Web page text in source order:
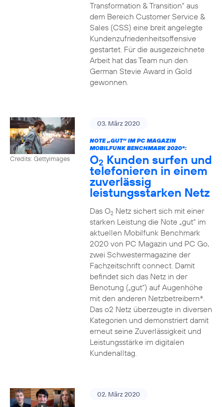
Transformation & Transition“ aus
dem Bereich Customer Service &
Sales (CSS) eine breit angelegte
Kundenzufriedenheitsoffensive
gestartet. Für die ausgezeichnete
Arbeit hat das Team nun den
German Stevie Award in Gold
gewonnen.
Credits: Gettyimages
03. März 2020
NOTE „GUT“ IM PC MAGAZIN
MOBILFUNK BENCHMARK 2020*:
O2 Kunden surfen und
telefonieren in einem
zuverlässig
leistungsstarken Netz
Das O2Netz sichert sich mit einer
starken Leistung die Note „gut“ im
aktuellen Mobilfunk Benchmark
2020 von PC Magazin und PC Go,
zwei Schwestermagazine der
Fachzeitschrift connect. Damit
befindet sich das Netz in der
Benotung („gut“) auf Augenhöhe
mit den anderen Netzbetreibern*.
Das o2 Netz überzeugte in diversen
Kategorien und demonstriert damit
erneut seine Zuverlässigkeit und
Leistungsstärke im digitalen
Kundenalltag.
02. März 2020